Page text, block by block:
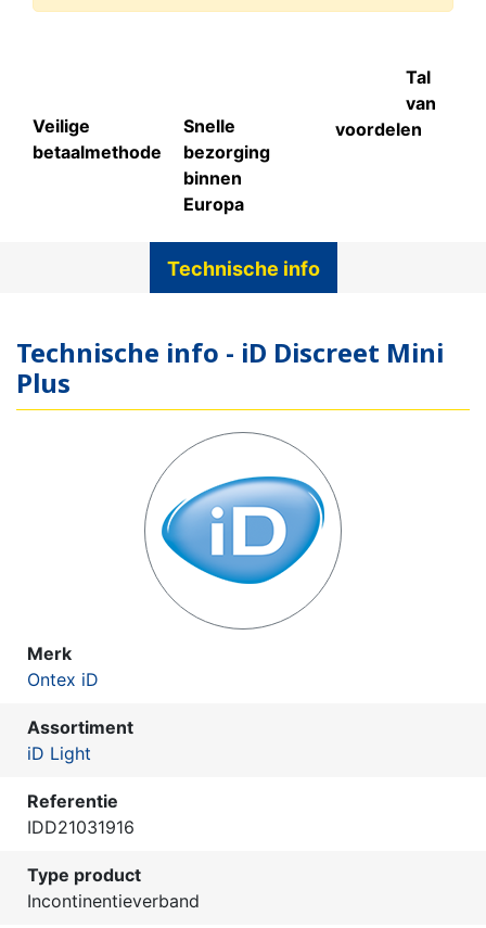
Veilige
betaalmethode
Snelle
bezorging
binnen
Europa
Tal
van
voordelen
Technische info
Technische info - iD Discreet Mini
Plus
Merk
Ontex iD
Assortiment
iD Light
Referentie
IDD21031916
Type product
Incontinentieverband